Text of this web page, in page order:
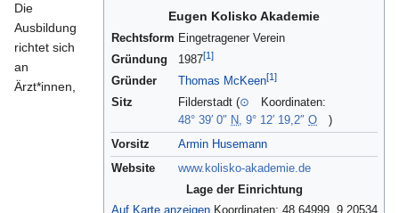
Eugen Kolisko Akademie
Rechtsform Eingetragener Verein
Gründung
1987[1]
Gründer Thomas McKeen[1]
Sitz Filderstadt (⊙
Koordinaten:
48° 39′ 0″ N, 9° 12′ 19,2″ O
)
Vorsitz
Armin Husemann
Website
www.kolisko-akademie.de
Lage der Einrichtung
Die
Ausbildung
richtet sich
an
Ärzt*innen,